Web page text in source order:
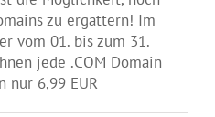
zu ergattern! Im
vom 01. bis zum 31.
jede .COM Domain
nur 6,99 EUR